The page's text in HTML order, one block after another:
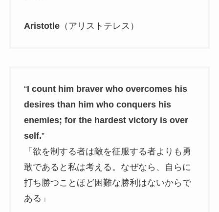
Aristotle（アリストテレス）
“I count him braver who overcomes his
desires than him who conquers his
enemies; for the hardest victory is over
self.”
「欲を制する者は敵を征服する者よりも勇
敢であると私は考える。なぜなら、自らに
打ち勝つことほど困難な勝利はないからで
ある」